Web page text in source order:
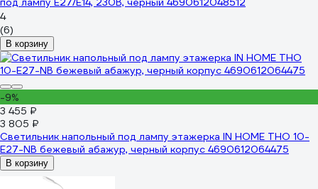
4
(6)
В корзину
-9%
3 455 ₽
3 805 ₽
Светильник напольный под лампу этажерка IN HOME ТНО 10-
Е27-NB бежевый абажур, черный корпус 4690612064475
В корзину